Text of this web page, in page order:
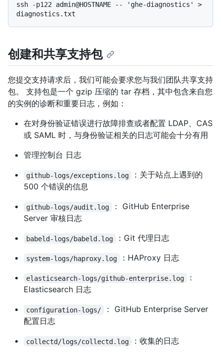
ssh -p122 admin@HOSTNAME -- 'ghe-diagnostics' >
创建和共享支持包
您提交支持请求后，我们可能会要求您与我们团队共享支持
包。 支持包是一个 gzip 压缩的 tar 存档，其中包含来自您
的实例的诊断和重要日志，例如：
在对身份验证错误进行故障排查或者配置 LDAP、CAS
或 SAML 时，与身份验证相关的日志可能会十分有用
管理控制台 日志
github-logs/exceptions.log
：关于站点上遇到的
500 个错误的信息
github-logs/audit.log
： GitHub Enterprise
Server 审核日志
babeld-logs/babeld.log ：Git 代理日志
system-logs/haproxy.log ：HAProxy 日志
elasticsearch-logs/github-enterprise.log
：
Elasticsearch 日志
configuration-logs/
： GitHub Enterprise Server
配置日志
collectd/logs/collectd.log ：收集的日志